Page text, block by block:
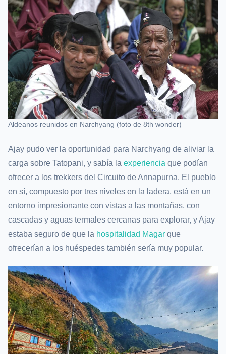
Aldeanos reunidos en Narchyang (foto de 8th wonder)
Ajay pudo ver la oportunidad para Narchyang de aliviar la
carga sobre Tatopani, y sabía la experiencia que podían
ofrecer a los trekkers del Circuito de Annapurna. El pueblo
en sí, compuesto por tres niveles en la ladera, está en un
entorno impresionante con vistas a las montañas, con
cascadas y aguas termales cercanas para explorar, y Ajay
estaba seguro de que la hospitalidad Magar que
ofrecerían a los huéspedes también sería muy popular.